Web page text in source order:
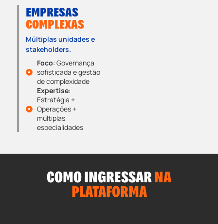
EMPRESAS
COMPLEXAS
Múltiplas unidades e
stakeholders.
Foco: Governança
sofisticada e gestão
de complexidade
Expertise:
Estratégia +
Operações +
múltiplas
especialidades
COMO INGRESSARNA
PLATAFORMA